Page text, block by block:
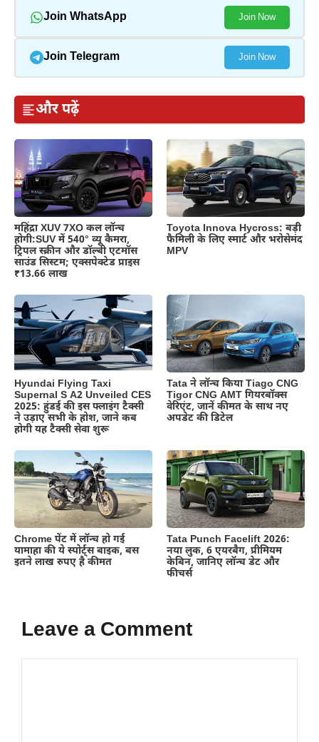
Join WhatsApp Join Now
Join Telegram Join Now
और पढ़ें
महिंद्रा XUV 7XO कल लॉन्च
होगी:SUV में 540° व्यू कैमरा,
ट्रिपल स्क्रीन और डॉल्बी एटमॉस
साउंड सिस्टम; एक्सपेक्टेड प्राइस
₹13.66 लाख
Toyota Innova Hycross: बड़ी
फैमिली के लिए स्मार्ट और भरोसेमंद
MPV
Hyundai Flying Taxi
Supernal S A2 Unveiled CES
2025: हुंडई की इस फ्लाइंग टैक्सी
ने उड़ाए सभी के होश, जाने कब
होगी यह टैक्सी सेवा शुरू
Tata ने लॉन्च किया Tiago CNG
Tigor CNG AMT गियरबॉक्स
वेरिएंट, जानें कीमत के साथ नए
अपडेट की डिटेल
Chrome पेंट में लॉन्च हो गई
यामाहा की ये स्पोर्ट्स बाइक, बस
इतने लाख रुपए है कीमत
Tata Punch Facelift 2026:
नया लुक, 6 एयरबैग, प्रीमियम
केबिन, जानिए लॉन्च डेट और
फीचर्स
Leave a Comment